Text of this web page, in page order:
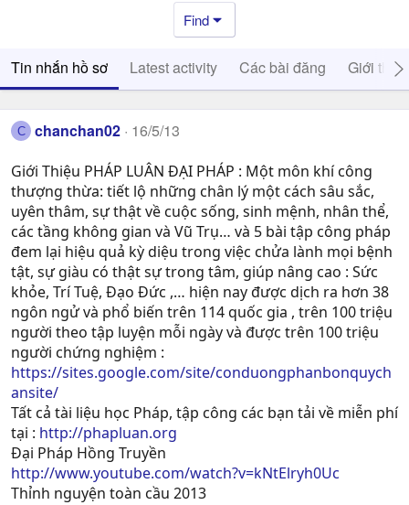
Find
Tin nhắn hồ sơ Latest activity Các bài đăng Giới thiệu
C chanchan02 16/5/13
Giới Thiệu PHÁP LUÂN ĐẠI PHÁP : Một môn khí công
thượng thừa: tiết lộ những chân lý một cách sâu sắc,
uyên thâm, sự thật về cuộc sống, sinh mệnh, nhân thể,
các tầng không gian và Vũ Trụ… và 5 bài tập công pháp
đem lại hiệu quả kỳ diệu trong việc chửa lành mọi bệnh
tật, sự giàu có thật sự trong tâm, giúp nâng cao : Sức
khỏe, Trí Tuệ, Ðạo Ðức ,… hiện nay được dịch ra hơn 38
ngôn ngử và phổ biến trên 114 quốc gia , trên 100 triệu
người theo tập luyện mỗi ngày và được trên 100 triệu
người chứng nghiệm :
https://sites.google.com/site/conduongphanbonquych
ansite/
Tất cả tài liệu học Pháp, tập công các bạn tải về miễn phí
tại : http://phapluan.org
Đại Pháp Hồng Truyền
http://www.youtube.com/watch?v=kNtElryh0Uc
Thỉnh nguyện toàn cầu 2013